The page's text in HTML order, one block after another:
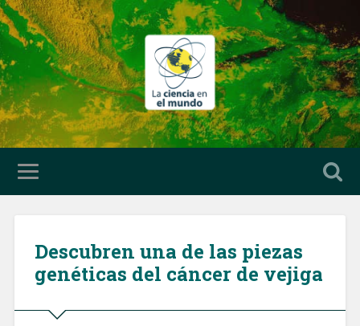
Descubren una de las piezas
genéticas del cáncer de vejiga